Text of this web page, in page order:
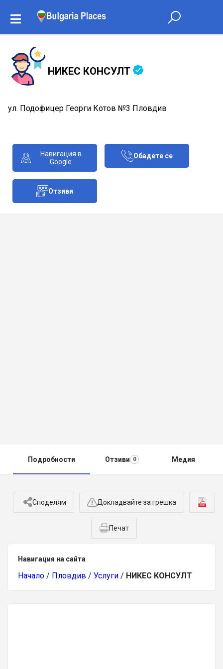
НИКЕС КОНСУЛТ
ул. Подофицер Георги Котов №3 Пловдив
Навигация в
Google
Обадете се
Отзиви
Подробности Отзиви 0 Медия
Споделям Докладвайте за грешка
Печат
Навигация на сайта
Начало / Пловдив / Услуги / НИКЕС КОНСУЛТ